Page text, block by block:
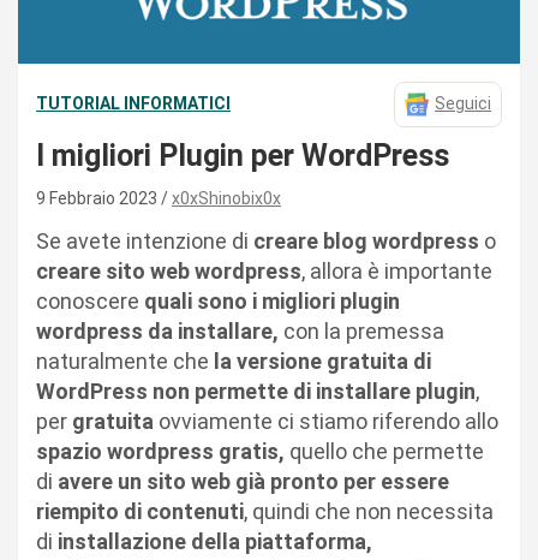
TUTORIAL INFORMATICI Seguici
I migliori Plugin per WordPress
9 Febbraio 2023 x0xShinobix0x
Se avete intenzione di creare blog wordpress o
creare sito web wordpress, allora è importante
conoscere quali sono i migliori plugin
wordpress da installare, con la premessa
naturalmente che la versione gratuita di
WordPress non permette di installare plugin,
per gratuita ovviamente ci stiamo riferendo allo
spazio wordpress gratis, quello che permette
di avere un sito web già pronto per essere
riempito di contenuti, quindi che non necessita
di installazione della piattaforma,